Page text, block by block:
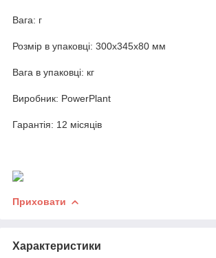
Вага: г
Розмір в упаковці: 300x345x80 мм
Вага в упаковці: кг
Виробник: PowerPlant
Гарантія: 12 місяців
Приховати
Характеристики